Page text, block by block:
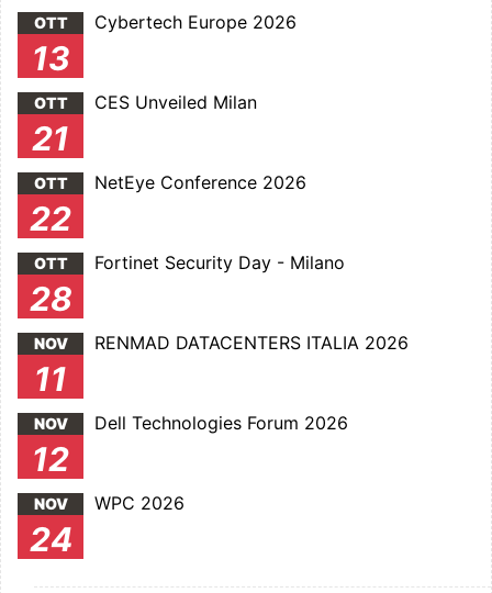
OTT
13
Cybertech Europe 2026
OTT
21
CES Unveiled Milan
OTT
22
NetEye Conference 2026
OTT
28
Fortinet Security Day - Milano
NOV
11
RENMAD DATACENTERS ITALIA 2026
NOV
12
Dell Technologies Forum 2026
NOV
24
WPC 2026